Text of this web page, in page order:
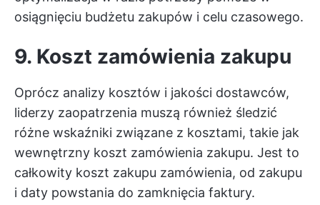
osiągnięciu budżetu zakupów i celu czasowego.
9. Koszt zamówienia zakupu
Oprócz analizy kosztów i jakości dostawców,
liderzy zaopatrzenia muszą również śledzić
różne wskaźniki związane z kosztami, takie jak
wewnętrzny koszt zamówienia zakupu. Jest to
całkowity koszt zakupu zamówienia, od zakupu
i daty powstania do zamknięcia faktury.